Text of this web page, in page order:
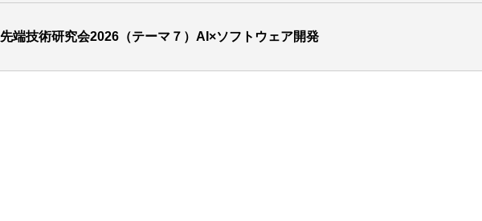
先端技術研究会2026（テーマ７）AI×ソフトウェア開発